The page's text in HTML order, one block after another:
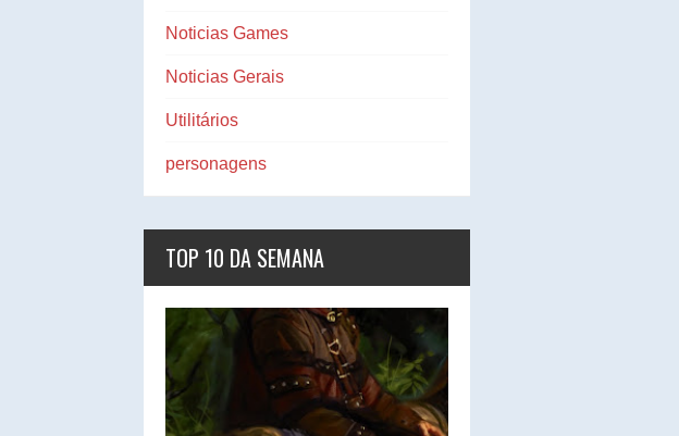
Noticias Games
Noticias Gerais
Utilitários
personagens
TOP 10 DA SEMANA